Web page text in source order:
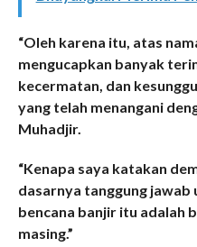
“Oleh karena itu, atas
mengucapkan banyak
kecermatan, dan
yang telah menangani
Muhadjir.
“Kenapa saya katakan
dasarnya tanggung jawab
bencana banjir itu adalah
masing.”